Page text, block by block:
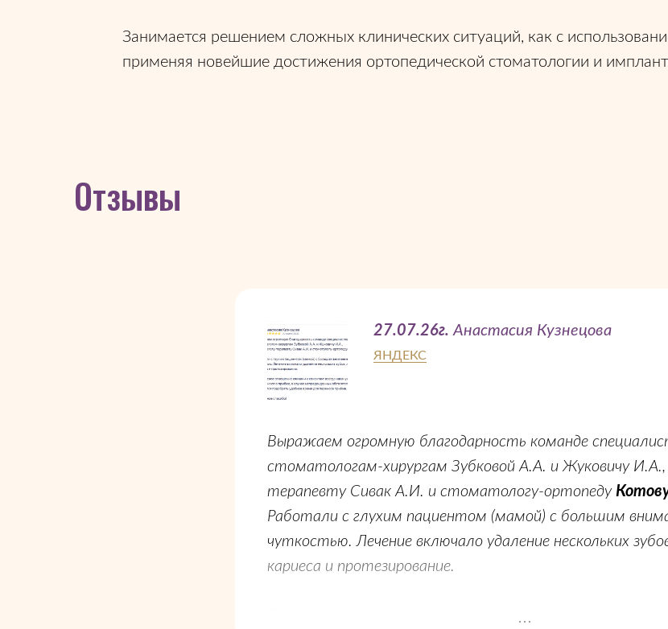
Занимается решением сложных клинических ситуаций, как с
применяя новейшие достижения ортопедической стоматологии и
Отзывы
27.07.26г. Анастасия Кузнецова
ЯНДЕКС
Выражаем огромную благодарность команде
стоматологам-хирургам Зубковой А.А. и Жуковичу
терапевту Сивак А.И. и стоматологу-ортопеду
Работали с глухим пациентом (мамой) с большим
чуткостью. Лечение включало удаление нескольких
кариеса и протезирование.